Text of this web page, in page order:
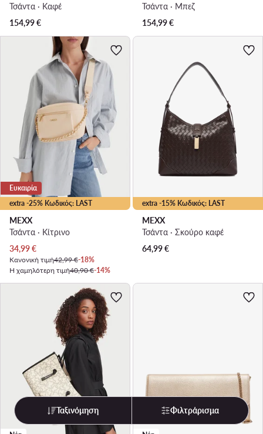
Τσάντα · Καφέ
154,99€
Τσάντα · Μπεζ
154,99€
extra -25% Κωδικός: LAST
Ευκαιρία
MEXX
Τσάντα · Κίτρινο
Τρέχουσα τιμή
34,99€
Κανονική τιμή42,99 €-18%
Η χαμηλότερη τιμή40,90 €-14%
extra -15% Κωδικός: LAST
MEXX
Τσάντα · Σκούρο καφέ
64,99€
Ταξινόμηση Φιλτράρισμα